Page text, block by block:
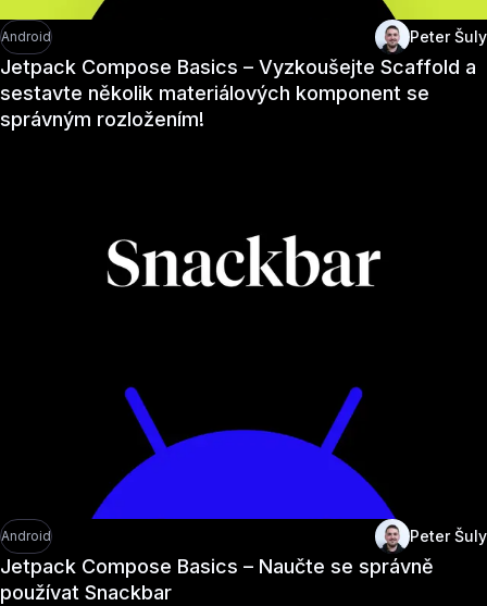
Android Peter Šuly
Jetpack Compose Basics – Vyzkoušejte Scaffold a
sestavte několik materiálových komponent se
správným rozložením!
Android Peter Šuly
Jetpack Compose Basics – Naučte se správně
používat Snackbar